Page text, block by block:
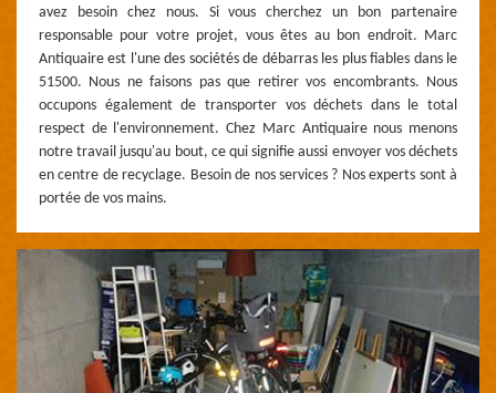
avez besoin chez nous. Si vous cherchez un bon partenaire
responsable pour votre projet, vous êtes au bon endroit. Marc
Antiquaire est l'une des sociétés de débarras les plus fiables dans le
51500. Nous ne faisons pas que retirer vos encombrants. Nous
occupons également de transporter vos déchets dans le total
respect de l'environnement. Chez Marc Antiquaire nous menons
notre travail jusqu'au bout, ce qui signifie aussi envoyer vos déchets
en centre de recyclage. Besoin de nos services ? Nos experts sont à
portée de vos mains.